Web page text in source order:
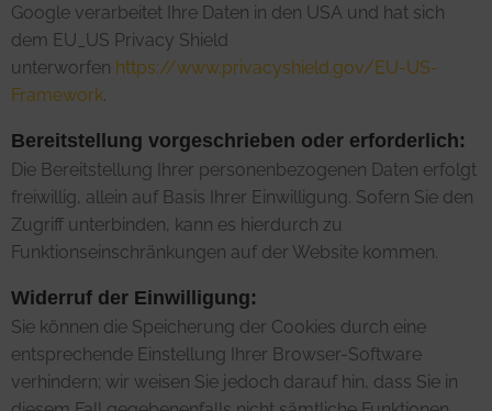
Google verarbeitet Ihre Daten in den USA und hat sich
dem EU_US Privacy Shield
unterworfen https://www.privacyshield.gov/EU-US-
Framework
Bereitstellung vorgeschrieben oder erforderlich:
Die Bereitstellung Ihrer personenbezogenen Daten erfolgt
freiwillig, allein auf Basis Ihrer Einwilligung. Sofern Sie den
Zugriff unterbinden, kann es hierdurch zu
Funktionseinschränkungen auf der Website kommen.
Widerruf der Einwilligung:
Sie können die Speicherung der Cookies durch eine
entsprechende Einstellung Ihrer Browser-Software
verhindern; wir weisen Sie jedoch darauf hin, dass Sie in